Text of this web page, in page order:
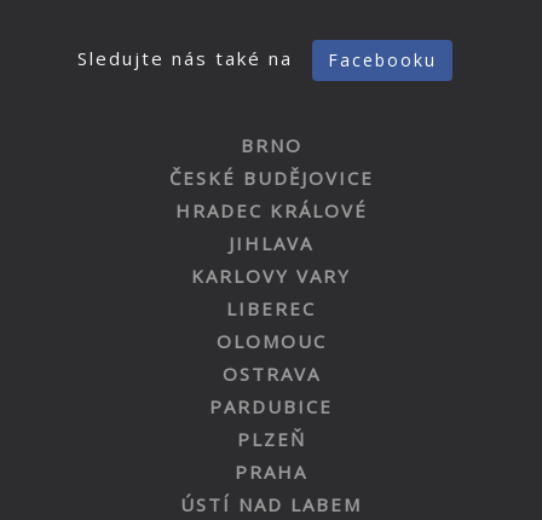
Sledujte nás také na Facebooku
BRNO
ČESKÉ BUDĚJOVICE
HRADEC KRÁLOVÉ
JIHLAVA
KARLOVY VARY
LIBEREC
OLOMOUC
OSTRAVA
PARDUBICE
PLZEŇ
PRAHA
ÚSTÍ NAD LABEM